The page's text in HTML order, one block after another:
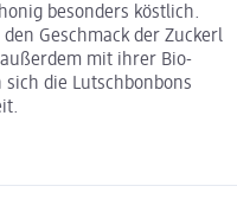
besonders köstlich.
Geschmack der Zuckerl
mit ihrer Bio-
die Lutschbonbons